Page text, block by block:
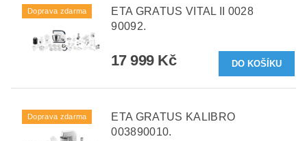
Doprava zdarma
ETA GRATUS VITAL II 0028
90092.
17 999 Kč
Doprava zdarma
ETA GRATUS KALIBRO
003890010.